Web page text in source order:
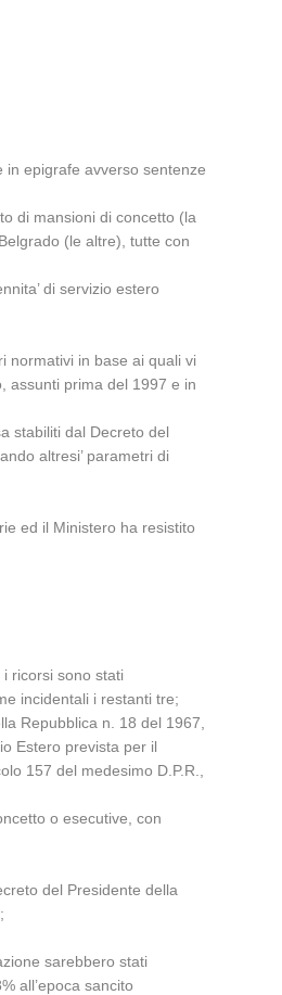
in epigrafe avverso sentenze
di mansioni di concetto (la
(le altre), tutte con
di servizio estero
normativi in base ai quali vi
assunti prima del 1997 e in
stabiliti dal Decreto del
altresi’ parametri di
ed il Ministero ha resistito
ricorsi sono stati
incidentali i restanti tre;
Repubblica n. 18 del 1967,
Estero prevista per il
157 del medesimo D.P.R.,
o esecutive, con
del Presidente della
sarebbero stati
all’epoca sancito